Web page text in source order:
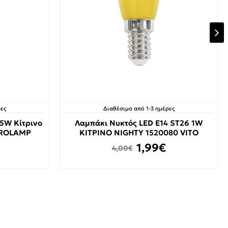
Κίτρινο
Διαθέσιμο από 1-3 ημέρες
Λαμπάκι Νυκτός LED E14 ST26 1W
ΚΙΤΡΙΝΟ NIGHTY 1520080 VITO
1,99€
4,00€